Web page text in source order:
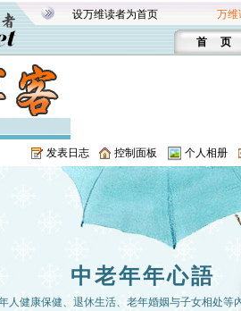
设万维读者为首页 万维
首 页
发表日志 控制面板 个人相册
中老年年心語
人健康保健、退休生活、老年婚姻与子女相处等